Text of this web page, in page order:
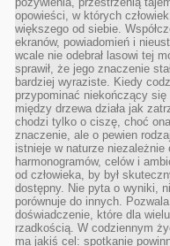
opowieści, w których
większego od siebie.
ekranów, powiadomień i
wcale nie odebrał lasowi tej
sprawił, że jego znaczenie
bardziej wyraziste. Kiedy
przypominać niekończący
między drzewa działa jak
chodzi tylko o ciszę, choć
znaczenie, ale o pewien
istnieje w naturze niezależnie
harmonogramów, celów i
od człowieka, by był
dostępny. Nie pyta o wyniki,
porównuje do innych.
doświadczenie, które dla
rzadkością. W codziennym
ma jakiś cel: spotkanie